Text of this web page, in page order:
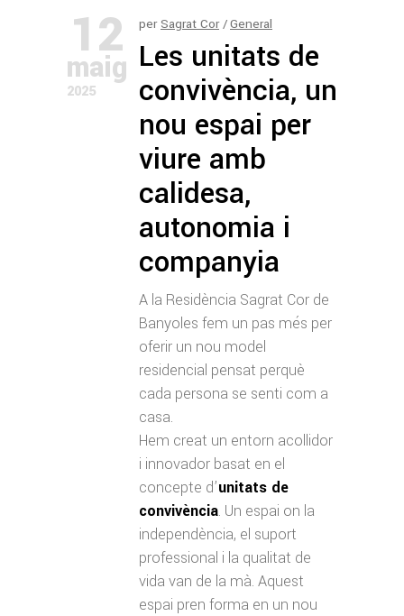
12
maig
2025
perSagrat Cor General
Les unitats de
convivència, un
nou espai per
viure amb
calidesa,
autonomia i
companyia
A la Residència Sagrat Cor de
Banyoles fem un pas més per
oferir un nou model
residencial pensat perquè
cada persona se senti com a
casa.
Hem creat un entorn acollidor
i innovador basat en el
concepte d’unitats de
convivència. Un espai on la
independència, el suport
professional i la qualitat de
vida van de la mà. Aquest
espai pren forma en un nou